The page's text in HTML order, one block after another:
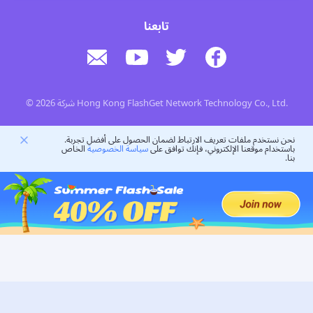
تابعنا
© 2026 شركة Hong Kong FlashGet Network Technology Co., Ltd.
نحن نستخدم ملفات تعريف الارتباط لضمان الحصول على أفضل تجربة.
باستخدام موقعنا الإلكتروني، فإنك توافق علىسياسة الخصوصيةالخاص بنا.